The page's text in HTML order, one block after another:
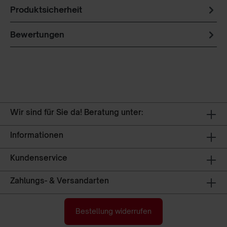
Produktsicherheit
Bewertungen
Wir sind für Sie da! Beratung unter:
Informationen
Kundenservice
Zahlungs- & Versandarten
Bestellung widerrufen